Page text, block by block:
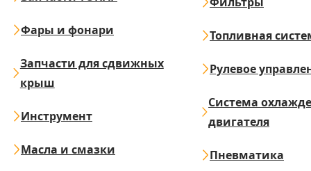
Фары и фонари
Запчасти для сдвижных
крыш
Инструмент
Масла и смазки
Топливная
Рулевое
Система
двигателя
Пневматика